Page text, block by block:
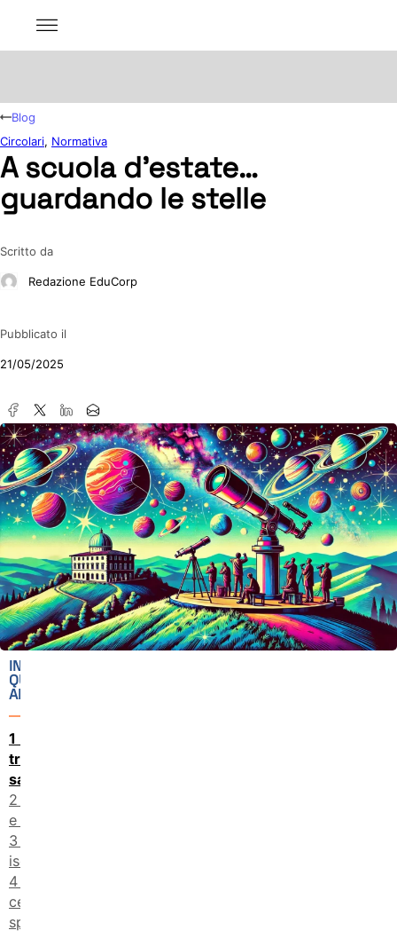
A scuola d’estate…
guardando le stelle
Scritto da
Redazione EduCorp
Pubblicato il
21/05/2025
Blog
Circolari, Normativa
IN
QUESTO
ARTICOLO
tra stelle e
saperi
e spese
iscriversi?
certificazione…
spaziale